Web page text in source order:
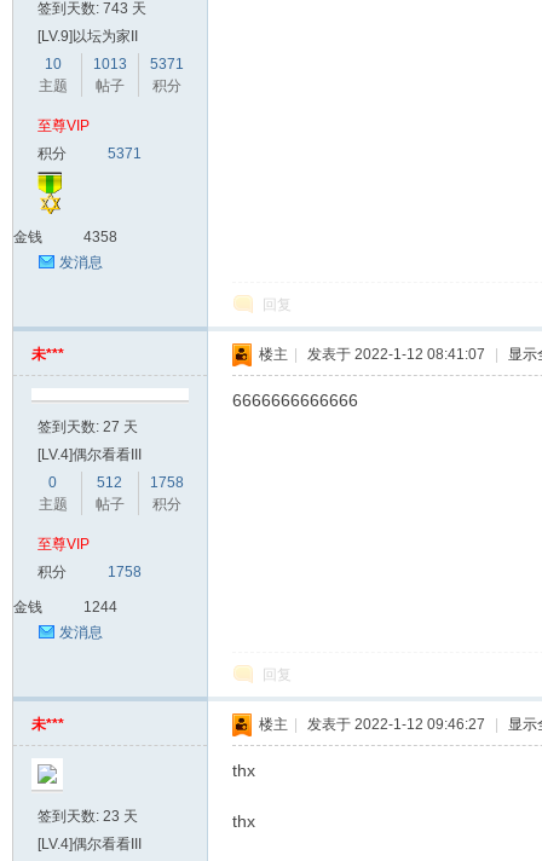
签到天数: 743 天
[LV.9]以坛为家II
10
主题
1013
帖子
5371
积分
至尊VIP
积分
5371
金钱
4358
发消息
回复
未***
签到天数: 27 天
[LV.4]偶尔看看III
0
主题
512
帖子
1758
积分
至尊VIP
积分
1758
金钱
1244
发消息
楼主 发表于 2022-1-12 08:41:07 显示
6666666666666
回复
未***
签到天数: 23 天
[LV.4]偶尔看看III
楼主 发表于 2022-1-12 09:46:27 显示
thx
thx